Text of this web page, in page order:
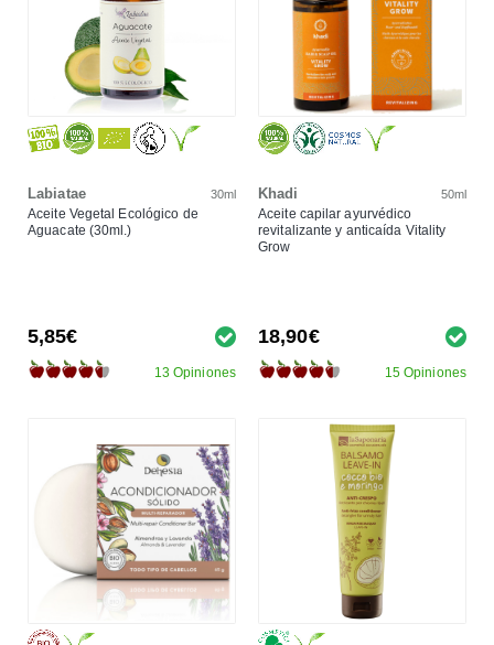
Labiatae 30ml
Aceite Vegetal Ecológico de
Aguacate (30ml.)
5,85€
13 Opiniones
Khadi 50ml
Aceite capilar ayurvédico
revitalizante y anticaída Vitality
Grow
18,90€
15 Opiniones